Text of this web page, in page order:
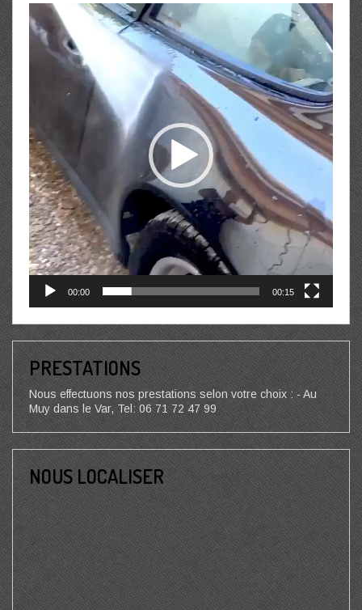
Lecteur
vidéo
00:00 00:15
PRESTATIONS
Nous effectuons nos prestations selon votre choix : - Au
Muy dans le Var, Tel: 06 71 72 47 99
NOUS LOCALISER